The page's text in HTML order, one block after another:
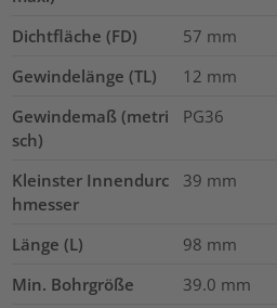
Dichtfläche (FD) 57 mm
Gewindelänge (TL)
12 mm
Gewindemaß (metri
sch)
PG36
Kleinster Innendurc
hmesser
39 mm
Länge (L) 98 mm
Min. Bohrgröße
39.0 mm